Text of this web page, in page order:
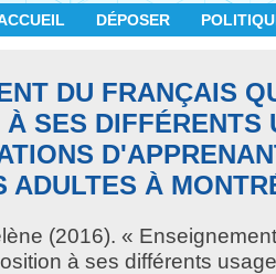
DÉPOSER
DU FRANÇAIS
SES DIFFÉRENTS
ADULTES À
(2016). «
à ses différents